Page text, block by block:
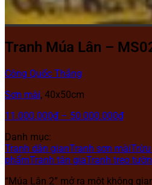
Tranh Múa Lân –
Công Quốc Thắng
Sơn mài, 40x50cm
11.000.000₫ – 50.000.000₫
Danh mục:
Tranh dân gianTranh sơn mài
phẩmTranh tân giaTranh treo
“Múa Lân 2” mở ra một không